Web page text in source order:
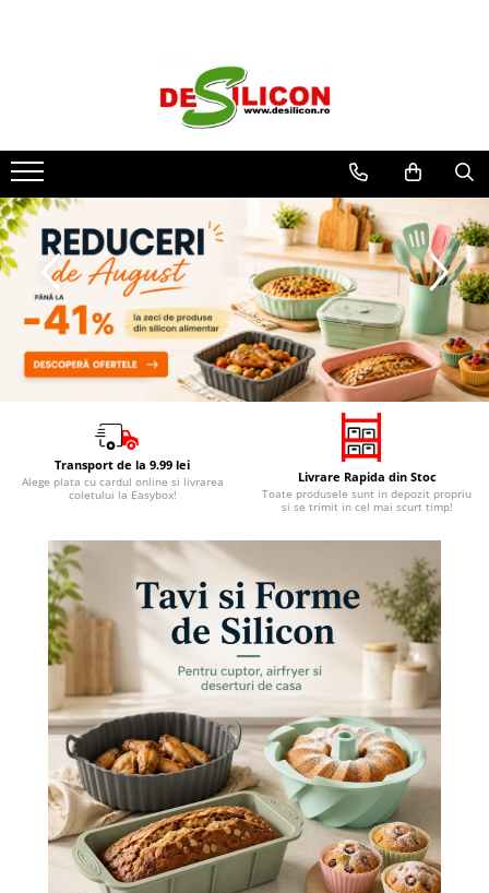
Transport de la 9.99 lei
Alege plata cu cardul online si livrarea
coletului la Easybox!
Livrare Rapida din Stoc
Toate produsele sunt in depozit propriu
si se trimit in cel mai scurt timp!